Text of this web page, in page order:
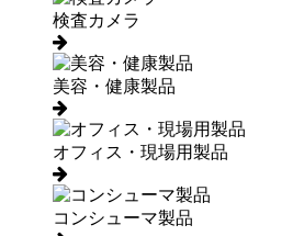
検査カメラ
美容・健康製品
オフィス・現場用製品
コンシューマ製品